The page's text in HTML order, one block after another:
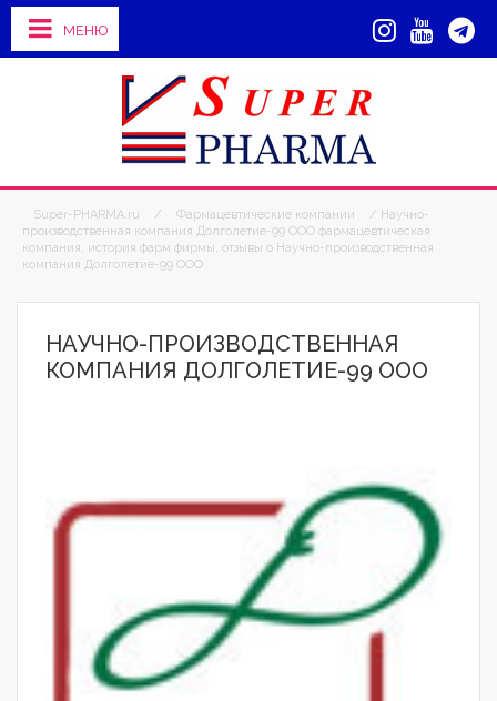
МЕНЮ
Super-PHARMA.ru / Фармацевтические компании
/ Научно-
производственная компания Долголетие-99 ООО фармацевтическая
компания, история фарм фирмы, отзывы о Научно-производственная
компания Долголетие-99 ООО
НАУЧНО-ПРОИЗВОДСТВЕННАЯ
КОМПАНИЯ ДОЛГОЛЕТИЕ-99 ООО